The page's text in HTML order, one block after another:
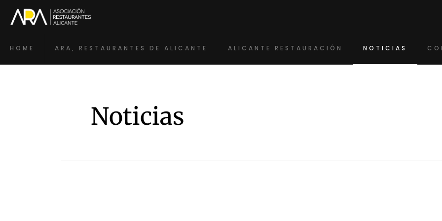
HOME ARA, RESTAURANTES DE ALICANTE ALICANTE RESTAURACIÓN NOTICIAS
Noticias